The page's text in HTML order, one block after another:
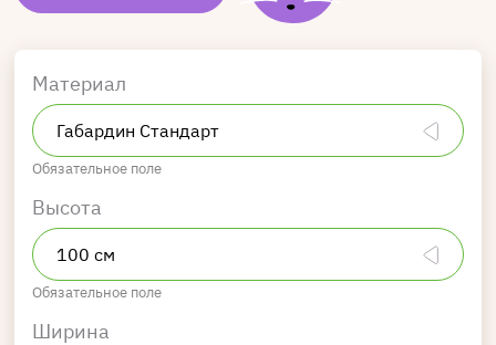
Материал
Обязательное поле
Высота
Обязательное поле
Ширина